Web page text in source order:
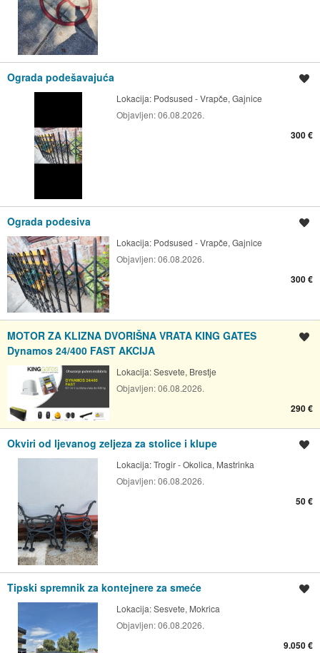
Ograda podešavajuća
Lokacija: Podsused - Vrapče, Gajnice
Objavljen:06.08.2026.
300 €
Ograda podesiva
Lokacija: Podsused - Vrapče, Gajnice
Objavljen:06.08.2026.
300 €
MOTOR ZA KLIZNA DVORIŠNA VRATA KING GATES
Dynamos 24/400 FAST AKCIJA
Lokacija:Sesvete, Brestje
Objavljen:06.08.2026.
290 €
Okviri od ljevanog zeljeza za stolice i klupe
Lokacija:Trogir - Okolica, Mastrinka
Objavljen:06.08.2026.
50 €
Tipski spremnik za kontejnere za smeće
Lokacija:Sesvete, Mokrica
Objavljen:06.08.2026.
9.050 €